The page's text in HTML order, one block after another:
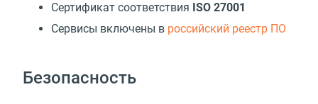
Сертификат соответствия ISO 27001
Cервисы включены в российский реестр ПО
Безопасность